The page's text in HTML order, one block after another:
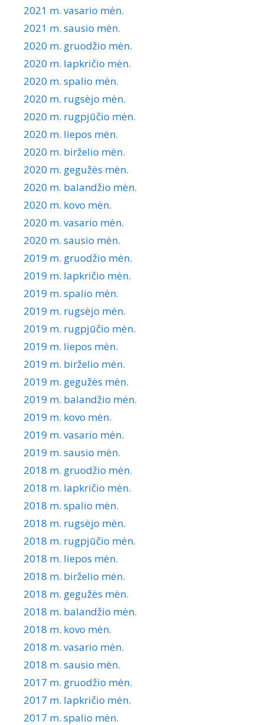
2021 m. vasario mėn.
2021 m. sausio mėn.
2020 m. gruodžio mėn.
2020 m. lapkričio mėn.
2020 m. spalio mėn.
2020 m. rugsėjo mėn.
2020 m. rugpjūčio mėn.
2020 m. liepos mėn.
2020 m. birželio mėn.
2020 m. gegužės mėn.
2020 m. balandžio mėn.
2020 m. kovo mėn.
2020 m. vasario mėn.
2020 m. sausio mėn.
2019 m. gruodžio mėn.
2019 m. lapkričio mėn.
2019 m. spalio mėn.
2019 m. rugsėjo mėn.
2019 m. rugpjūčio mėn.
2019 m. liepos mėn.
2019 m. birželio mėn.
2019 m. gegužės mėn.
2019 m. balandžio mėn.
2019 m. kovo mėn.
2019 m. vasario mėn.
2019 m. sausio mėn.
2018 m. gruodžio mėn.
2018 m. lapkričio mėn.
2018 m. spalio mėn.
2018 m. rugsėjo mėn.
2018 m. rugpjūčio mėn.
2018 m. liepos mėn.
2018 m. birželio mėn.
2018 m. gegužės mėn.
2018 m. balandžio mėn.
2018 m. kovo mėn.
2018 m. vasario mėn.
2018 m. sausio mėn.
2017 m. gruodžio mėn.
2017 m. lapkričio mėn.
2017 m. spalio mėn.